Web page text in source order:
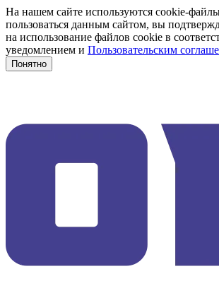
На нашем сайте используются cookie-
пользоваться данным сайтом, вы
на использование файлов cookie в
уведомлением и Пользовательским
Понятно